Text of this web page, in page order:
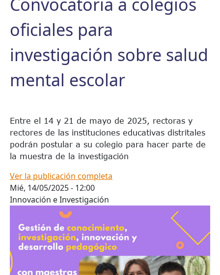
Convocatoria a colegios
oficiales para
investigación sobre salud
mental escolar
Entre el 14 y 21 de mayo de 2025, rectoras y
rectores de las instituciones educativas distritales
podrán postular a su colegio para hacer parte de
la muestra de la investigación
Ver la publicación completa
Mié, 14/05/2025 - 12:00
Innovación e Investigación